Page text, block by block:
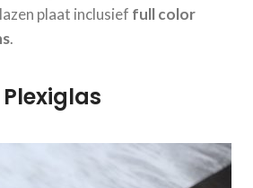
plaat inclusief full color
.
Plexiglas